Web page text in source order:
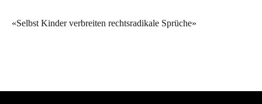
«Selbst Kinder verbreiten rechtsradikale Sprüche»